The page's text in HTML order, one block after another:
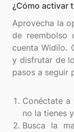
¿Cómo activar
Aprovecha la
de
cuenta Widilo.
y disfrutar de
pasos a seguir
Conéctate a
no la tienes
Busca la